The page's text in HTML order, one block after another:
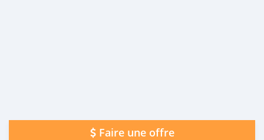
Faire une offre